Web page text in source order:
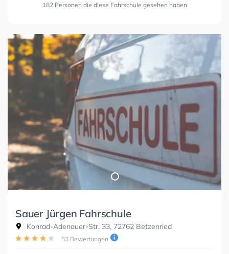
182 Personen die diese Fahrschule gesehen haben
Sauer Jürgen Fahrschule
Konrad-Adenauer-Str. 33, 72762 Betzenried
53 Bewertungen